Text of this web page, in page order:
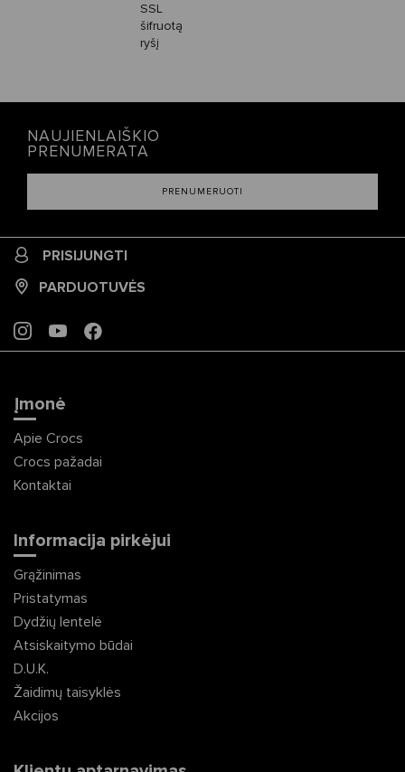
SSL
šifruotą
ryšį
NAUJIENLAIŠKIO
PRENUMERATA
PRENUMERUOTI
PRISIJUNGTI
PARDUOTUVĖS
INSTAGRAM
YOUTUBEFACEBOOK
Įmonė
Apie Crocs
Crocs pažadai
Kontaktai
Informacija pirkėjui
Grąžinimas
Pristatymas
Dydžių lentelė
Atsiskaitymo būdai
D.U.K.
Žaidimų taisyklės
Akcijos